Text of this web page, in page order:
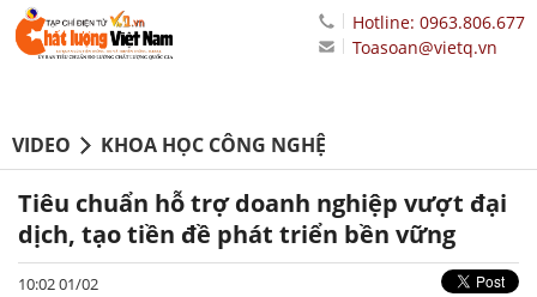
Hotline: 0963.806.677
Toasoan@vietq.vn
VIDEO KHOA HỌC CÔNG NGHỆ
Tiêu chuẩn hỗ trợ doanh nghiệp vượt đại
dịch, tạo tiền đề phát triển bền vững
10:02 01/02